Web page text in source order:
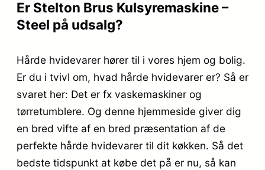
Er Stelton Brus Kulsyremaskine –
Steel på udsalg?
Hårde hvidevarer hører til i vores hjem og bolig.
Er du i tvivl om, hvad hårde hvidevarer er? Så er
svaret her: Det er fx vaskemaskiner og
tørretumblere. Og denne hjemmeside giver dig
en bred vifte af en bred præsentation af de
perfekte hårde hvidevarer til dit køkken. Så det
bedste tidspunkt at købe det på er nu, så kan